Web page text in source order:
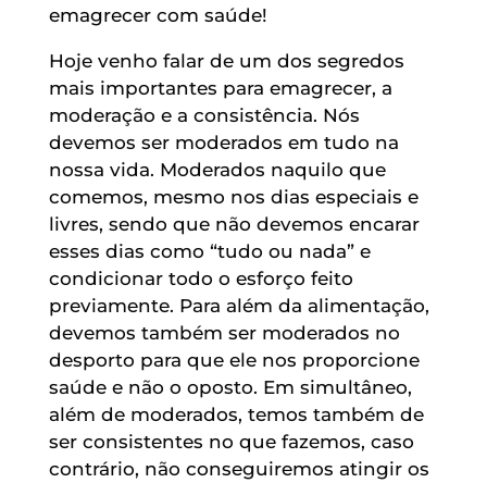
emagrecer com saúde!
Hoje venho falar de um dos segredos
mais importantes para emagrecer, a
moderação e a consistência. Nós
devemos ser moderados em tudo na
nossa vida. Moderados naquilo que
comemos, mesmo nos dias especiais e
livres, sendo que não devemos encarar
esses dias como “tudo ou nada” e
condicionar todo o esforço feito
previamente. Para além da alimentação,
devemos também ser moderados no
desporto para que ele nos proporcione
saúde e não o oposto. Em simultâneo,
além de moderados, temos também de
ser consistentes no que fazemos, caso
contrário, não conseguiremos atingir os